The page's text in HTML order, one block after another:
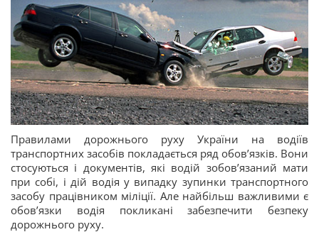
Правилами дорожнього руху України на водіїв
транспортних засобів покладається ряд обов’язків. Вони
стосуються і документів, які водій зобов’язаний мати
при собі, і дій водія у випадку зупинки транспортного
засобу працівником міліції. Але найбільш важливими є
обов’язки водія покликані забезпечити безпеку
дорожнього руху.